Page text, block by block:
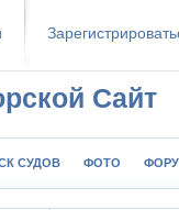
Сайт
СУДОВ ФОТО